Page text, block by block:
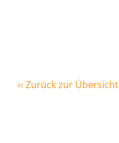
‹‹ Zurück zur Übersicht